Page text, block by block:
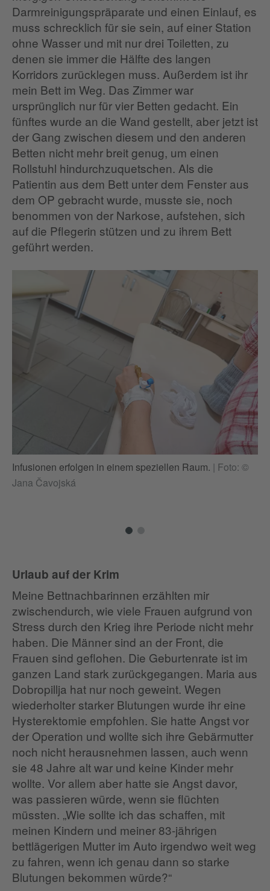
Darmreinigungspräparate und einen Einlauf, es
muss schrecklich für sie sein, auf einer Station
ohne Wasser und mit nur drei Toiletten, zu
denen sie immer die Hälfte des langen
Korridors zurücklegen muss. Außerdem ist ihr
mein Bett im Weg. Das Zimmer war
ursprünglich nur für vier Betten gedacht. Ein
fünftes wurde an die Wand gestellt, aber jetzt ist
der Gang zwischen diesem und den anderen
Betten nicht mehr breit genug, um einen
Rollstuhl hindurchzuquetschen. Als die
Patientin aus dem Bett unter dem Fenster aus
dem OP gebracht wurde, musste sie, noch
benommen von der Narkose, aufstehen, sich
auf die Pflegerin stützen und zu ihrem Bett
geführt werden.
Infusionen erfolgen in einem speziellen Raum. | Foto: ©
Jana Čavojská
Urlaub auf der Krim
Meine Bettnachbarinnen erzählten mir
zwischendurch, wie viele Frauen aufgrund von
Stress durch den Krieg ihre Periode nicht mehr
haben. Die Männer sind an der Front, die
Frauen sind geflohen. Die Geburtenrate ist im
ganzen Land stark zurückgegangen. Maria aus
Dobropillja hat nur noch geweint. Wegen
wiederholter starker Blutungen wurde ihr eine
Hysterektomie empfohlen. Sie hatte Angst vor
der Operation und wollte sich ihre Gebärmutter
noch nicht herausnehmen lassen, auch wenn
sie 48 Jahre alt war und keine Kinder mehr
wollte. Vor allem aber hatte sie Angst davor,
was passieren würde, wenn sie flüchten
müssten. „Wie sollte ich das schaffen, mit
meinen Kindern und meiner 83-jährigen
bettlägerigen Mutter im Auto irgendwo weit weg
zu fahren, wenn ich genau dann so starke
Blutungen bekommen würde?“